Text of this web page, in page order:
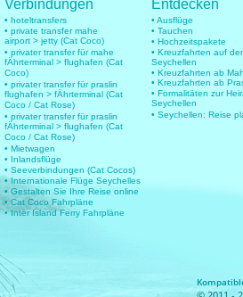
Verbindungen
• hoteltransfers
• private transfer mahe
airport > jetty (Cat Coco)
• privater transfer für mahe
fÄhrterminal > flughafen (Cat
Coco)
• privater transfer für praslin
flughafen > fÄhrterminal (Cat
Coco / Cat Rose)
• privater transfer für praslin
fÄhrterminal > flughafen (Cat
Coco / Cat Rose)
• Mietwagen
• Inlandsflüge
• Seeverbindungen (Cat Cocos)
• Internationale Flüge Seychelles
• Gestalten Sie Ihre Reise online
• Cat Coco Fahrpläne
• Inter Island Ferry Fahrpläne
Entdecken
• Ausflüge
• Tauchen
• Hochzeitspakete
• Kreuzfahrten auf
Seychellen
• Kreuzfahrten ab
• Kreuzfahrten ab
• Formalitäten zur
Seychellen
• Seychellen: Reise